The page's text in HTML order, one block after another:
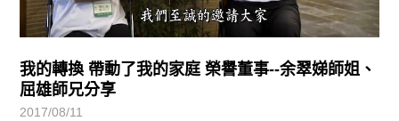
我的轉換 帶動了我的家庭 榮譽董事--余翠娣師姐、
屈雄師兄分享
2017/08/11